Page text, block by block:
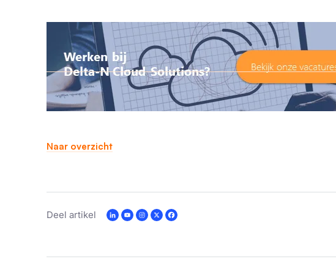
Naar overzicht
Deel artikel